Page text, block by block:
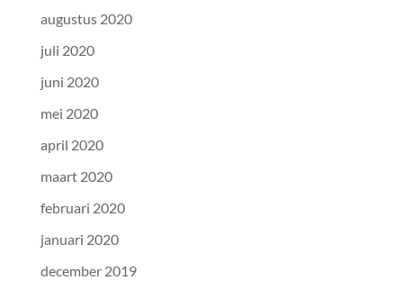
augustus 2020
juli 2020
juni 2020
mei 2020
april 2020
maart 2020
februari 2020
januari 2020
december 2019